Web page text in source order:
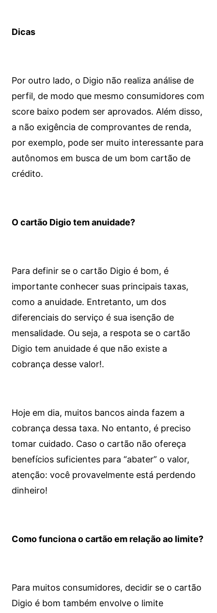
Dicas
Por outro lado, o Digio não realiza análise de
perfil, de modo que mesmo consumidores com
score baixo podem ser aprovados. Além disso,
a não exigência de comprovantes de renda,
por exemplo, pode ser muito interessante para
autônomos em busca de um bom cartão de
crédito.
O cartão Digio tem anuidade?
Para definir se o cartão Digio é bom, é
importante conhecer suas principais taxas,
como a anuidade. Entretanto, um dos
diferenciais do serviço é sua isenção de
mensalidade. Ou seja, a respota se o cartão
Digio tem anuidade é que não existe a
cobrança desse valor!.
Hoje em dia, muitos bancos ainda fazem a
cobrança dessa taxa. No entanto, é preciso
tomar cuidado. Caso o cartão não ofereça
benefícios suficientes para “abater” o valor,
atenção: você provavelmente está perdendo
dinheiro!
Como funciona o cartão em relação ao limite?
Para muitos consumidores, decidir se o cartão
Digio é bom também envolve o limite